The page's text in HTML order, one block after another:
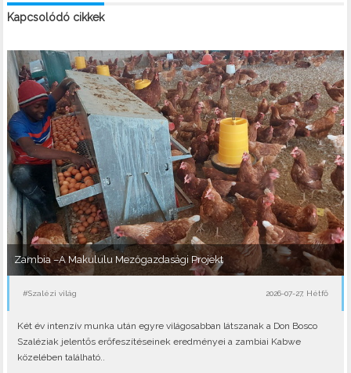
Kapcsolódó cikkek
Zambia –A Makululu Mezőgazdasági Projekt
#Szalézi világ 2026-07-27, Hétfő
Két év intenzív munka után egyre világosabban látszanak a Don Bosco
Szaléziak jelentős erőfeszítéseinek eredményei a zambiai Kabwe
közelében található..